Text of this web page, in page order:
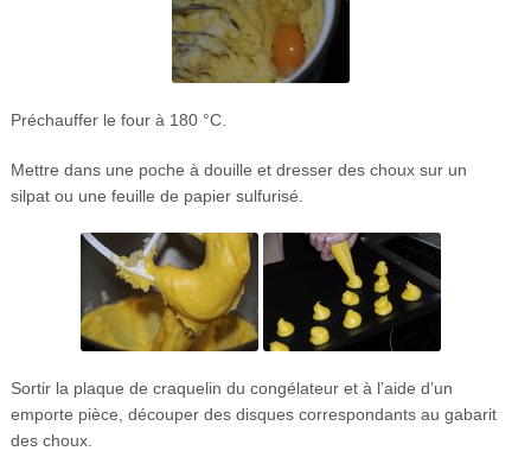
Préchauffer le four à 180 °C.
Mettre dans une poche à douille et dresser des choux sur un
silpat ou une feuille de papier sulfurisé.
Sortir la plaque de craquelin du congélateur et à l’aide d’un
emporte pièce, découper des disques correspondants au gabarit
des choux.